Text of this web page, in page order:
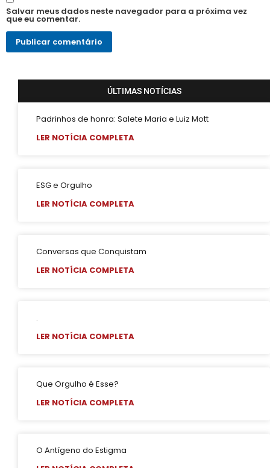
Salvar meus dados neste navegador para a próxima vez
que eu comentar.
ÚLTIMAS NOTÍCIAS
Padrinhos de honra: Salete Maria e Luiz Mott
LER NOTÍCIA COMPLETA
ESG e Orgulho
LER NOTÍCIA COMPLETA
Conversas que Conquistam
LER NOTÍCIA COMPLETA
.
LER NOTÍCIA COMPLETA
Que Orgulho é Esse?
LER NOTÍCIA COMPLETA
O Antígeno do Estigma